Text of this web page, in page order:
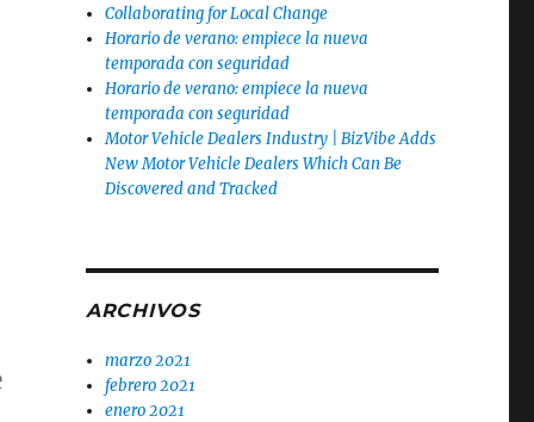
Collaborating for Local Change
Horario de verano: empiece la nueva
temporada con seguridad
Horario de verano: empiece la nueva
temporada con seguridad
Motor Vehicle Dealers Industry | BizVibe Adds
New Motor Vehicle Dealers Which Can Be
Discovered and Tracked
ARCHIVOS
marzo 2021
febrero 2021
enero 2021